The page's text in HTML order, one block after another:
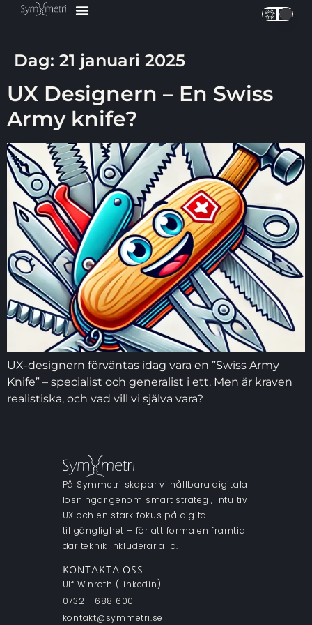
Dag: 21 januari 2025
UX Designern – En Swiss
Army knife?
UX-designern förväntas idag vara en ”Swiss Army
Knife” – specialist och generalist i ett. Men är kraven
realistiska, och vad vill vi själva vara?
På Symmetri skapar vi hållbara digitala
lösningar genom smart strategi, intuitiv
UX och en stark fokus på digital
tillgänglighet – för att forma en framtid
där teknik inkluderar alla.
KONTAKTA OSS
Ulf Winroth (Linkedin)
0732 - 688 600
kontakt@symmetri.se